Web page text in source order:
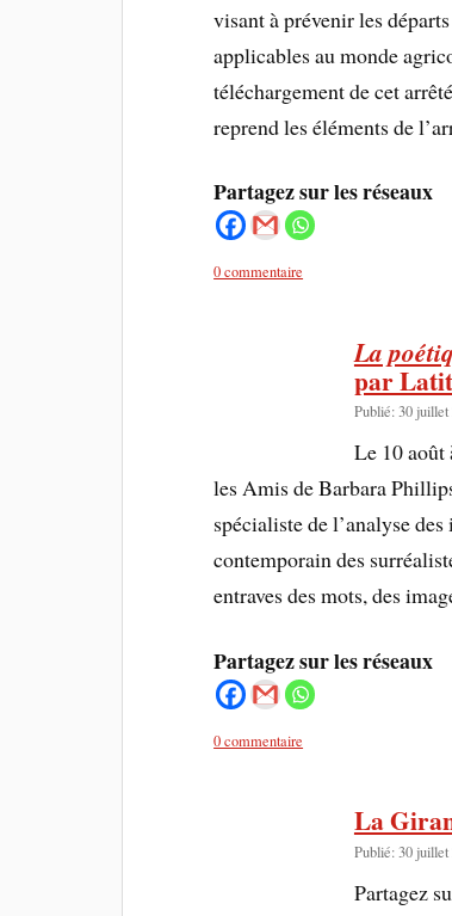
visant à prévenir les
applicables au monde
téléchargement de cet
reprend les éléments de
Partagez sur les réseaux
0 commentaire
La
par
Publié: 30 juillet
Le 10 août
les Amis de Barbara
spécialiste de l’analyse
contemporain des
entraves des mots, des
Partagez sur les réseaux
0 commentaire
La
Publié: 30 juillet
Partagez